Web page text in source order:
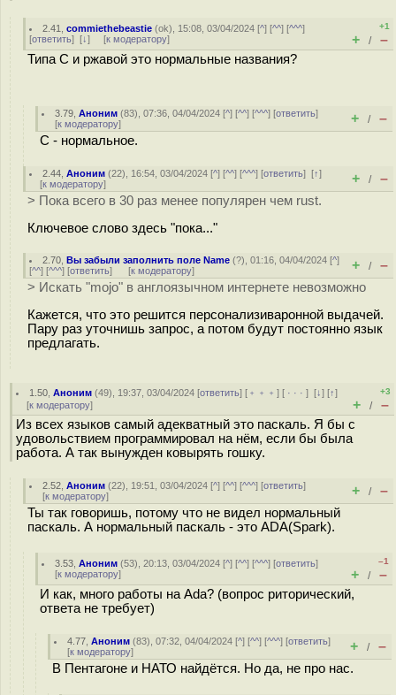
2.41 ,commiethebeastie (ok), 15:08, 03/04/2024 [^] [^^] [^^^]
[ответить] [↓] [к модератору]
+1
+ / –
Типа С и ржавой это нормальные названия?
3.79 ,Аноним (83), 07:36, 04/04/2024 [^] [^^] [^^^] [ответить]
[к модератору] + / –
C - нормальное.
2.44 ,Аноним (22), 16:54, 03/04/2024 [^] [^^] [^^^] [ответить][↑]
[к модератору] + / –
> Пока всего в 30 раз менее популярен чем rust.
Ключевое слово здесь "пока..."
2.70 ,Вы забыли заполнить поле Name (?), 01:16, 04/04/2024 [^]
[^^] [^^^] [ответить] [к модератору] + / –
> Искать "mojo" в англоязычном интернете невозможно
Кажется, что это решится персонализиваронной выдачей.
Пару раз уточнишь запрос, а потом будут постоянно язык
предлагать.
1.50 ,Аноним (49), 19:37, 03/04/2024 [ответить] [ ﹢﹢﹢] [ · · ·][↓] [↑]
[к модератору]
+3
+ / –
Из всех языков самый адекватный это паскаль. Я бы с
удовольствием программировал на нём, если бы была
работа. А так вынужден ковырять гошку.
2.52 ,Аноним (22), 19:51, 03/04/2024 [^] [^^] [^^^] [ответить]
[к модератору] + / –
Ты так говоришь, потому что не видел нормальный
паскаль. А нормальный паскаль - это ADA(Spark).
3.53 ,Аноним (53), 20:13, 03/04/2024 [^] [^^] [^^^] [ответить]
[к модератору]
–1
+ / –
И как, много работы на Ada? (вопрос риторический,
ответа не требует)
4.77 ,Аноним (83), 07:32, 04/04/2024 [^] [^^] [^^^] [ответить]
[к модератору] + / –
В Пентагоне и НАТО найдётся. Но да, не про нас.